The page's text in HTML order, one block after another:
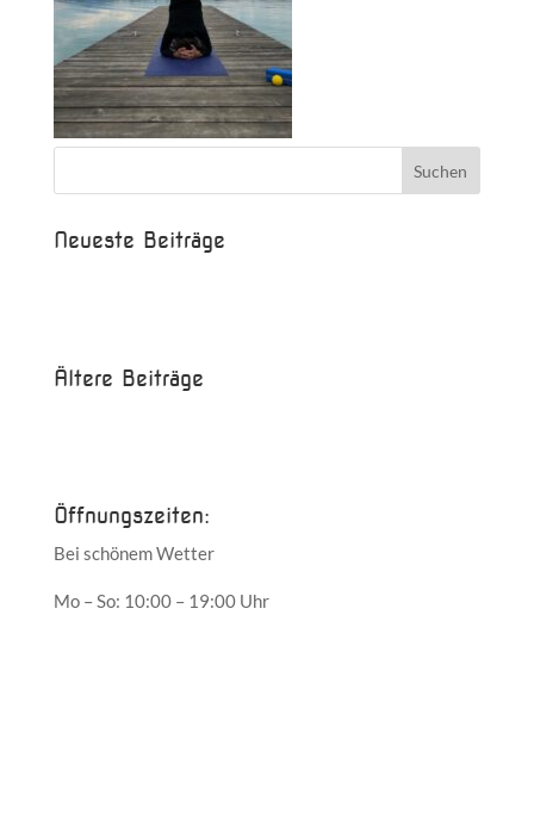
Neueste Beiträge
Ältere Beiträge
Öffnungszeiten:
Bei schönem Wetter
Mo – So: 10:00 – 19:00 Uhr